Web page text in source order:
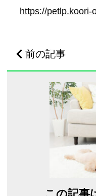
https://petlp.koori-
前の記事